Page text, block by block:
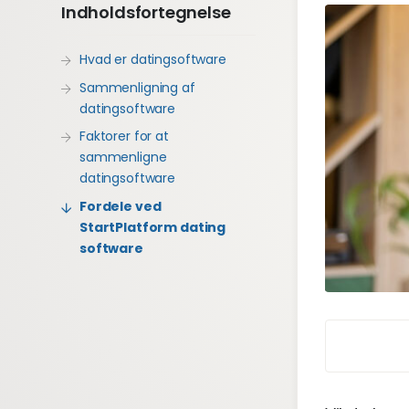
Indholdsfortegnelse
Hvad er datingsoftware
Sammenligning af
datingsoftware
Faktorer for at
sammenligne
datingsoftware
Fordele ved
StartPlatform dating
software